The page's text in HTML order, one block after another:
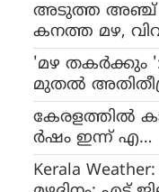
അടുത്ത അഞ്ച്
കനത്ത മഴ,
കളിൽ ഓറഞ്ച്,
അലർട്ടുകൾ
'മഴ തകർക്കും
മുതൽ
അഞ്ച്
അലർട്ട്,
ഓറഞ്ച്
കേരളത്തില്‍
ര്‍ഷം ഇന്ന് എ
ത്തിയേക്കും;
കളില്‍ ഓറഞ്ച്
Kerala